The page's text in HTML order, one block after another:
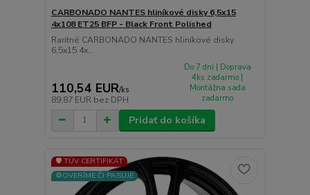
CARBONADO NANTES hliníkové disky 6,5x15
4x108 ET25 BFP - Black Front Polished
Raritné CARBONADO NANTES hliníkové disky
6,5x15 4x...
110,54 EUR/ks
89,87 EUR bez DPH
Do 7 dní | Doprava
4ks zadarmo |
Montážna sada
zadarmo
Pridať do košíka
🛡️ TÜV CERTIFIKÁT
⚙️OVERÍME ČI PASUJE